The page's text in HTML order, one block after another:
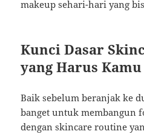
makeup sehari-hari yang
Kunci Dasar
yang Harus
Baik sebelum beranjak ke
banget untuk membangun
dengan skincare routine